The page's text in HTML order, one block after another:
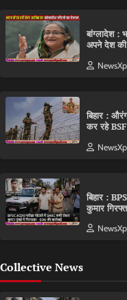
बांग्लादेश :
अपने देश की
बिहार :
कर रहे BSF
बिहार :
कुमार
Collective News